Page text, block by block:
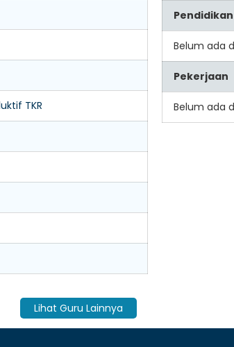
TKR
Pendidikan
Belum ada
Pekerjaan
Belum ada
Lihat Guru Lainnya